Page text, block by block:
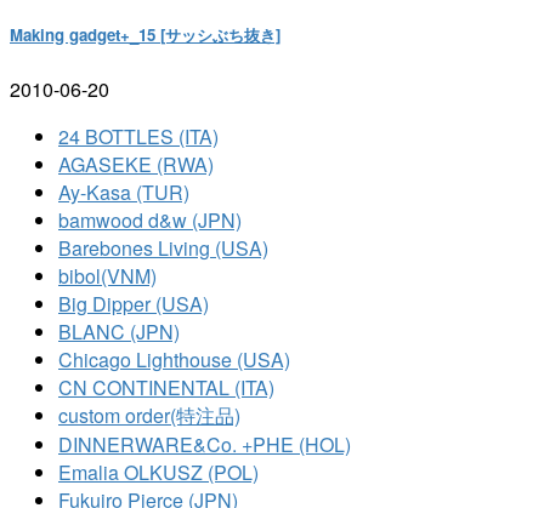
Making gadget+_15 [サッシぶち抜き]
2010-06-20
24 BOTTLES (ITA)
AGASEKE (RWA)
Ay-Kasa (TUR)
bamwood d&w (JPN)
Barebones Living (USA)
bibol(VNM)
Big Dipper (USA)
BLANC (JPN)
Chicago Lighthouse (USA)
CN CONTINENTAL (ITA)
custom order(特注品)
DINNERWARE&Co. +PHE (HOL)
Emalia OLKUSZ (POL)
Fukuiro Pierce (JPN)